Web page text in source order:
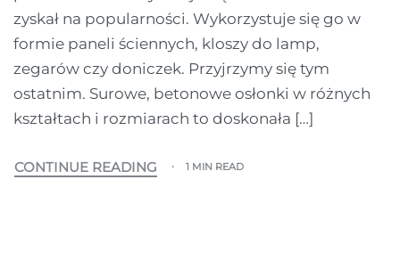
zyskał na popularności. Wykorzystuje się go w
formie paneli ściennych, kloszy do lamp,
zegarów czy doniczek. Przyjrzymy się tym
ostatnim. Surowe, betonowe osłonki w różnych
kształtach i rozmiarach to doskonała […]
CONTINUE READING 1 MIN READ